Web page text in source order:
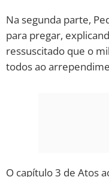
10 MANDAMENTOS
ESTUDOS BÍBLICOS
TERMO BÍBLICO JOGOS
Na segunda parte,
para pregar,
ressuscitado que o
todos ao
O capítulo 3 de Atos